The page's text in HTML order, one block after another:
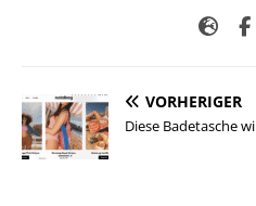
VORHERIGER
Diese Badetasche